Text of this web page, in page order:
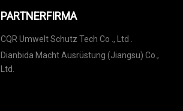
PARTNERFIRMA
CQR Umwelt Schutz Tech Co ., Ltd .
Dianbida Macht Ausrüstung (Jiangsu) Co.,
Ltd.